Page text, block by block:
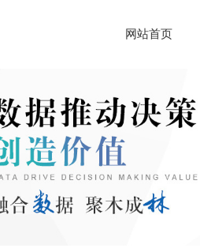
网站首页